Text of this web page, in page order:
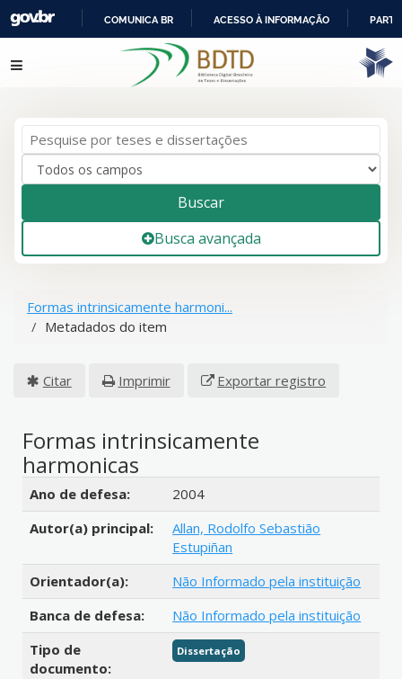
IR
PARA
COMUNICA BR ACESSO À INFORMAÇÃO
Pular para o conteúdo
Buscar
Busca avançada
Formas intrinsicamente harmoni...
Metadados do item
Citar Imprimir Exportar registro
Formas intrinsicamente
harmonicas
Detalhes bibliográficos
Ano de defesa:
2004
Autor(a) principal:
Allan, Rodolfo Sebastião
Estupiñan
Orientador(a):
Não Informado pela instituição
Banca de defesa:
Não Informado pela instituição
Tipo de
documento:
Dissertação